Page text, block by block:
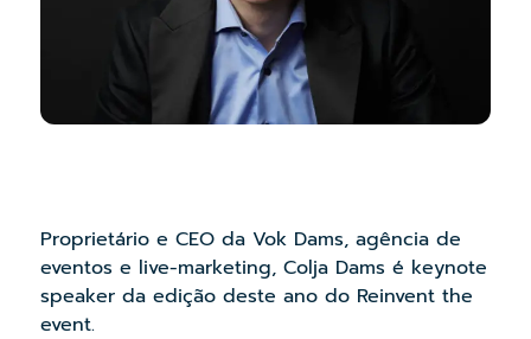
Proprietário e CEO da Vok Dams, agência de
eventos e live-marketing, Colja Dams é keynote
speaker da edição deste ano do Reinvent the
event.